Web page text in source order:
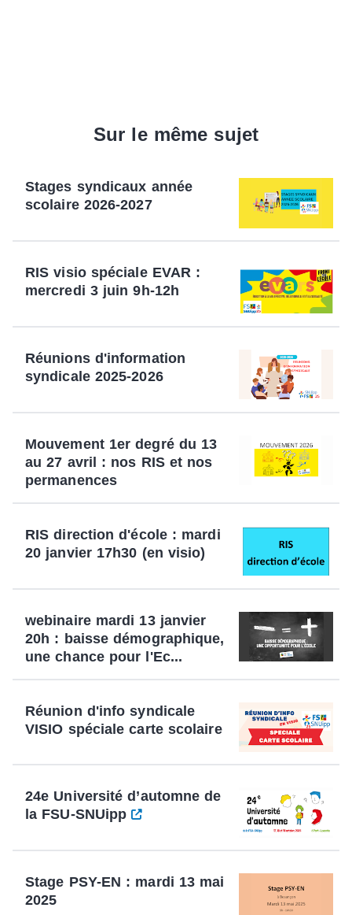
Sur le même sujet
Stages syndicaux année
scolaire 2026-2027
RIS visio spéciale EVAR :
mercredi 3 juin 9h-12h
Réunions d'information
syndicale 2025-2026
Mouvement 1er degré du 13
au 27 avril : nos RIS et nos
permanences
RIS direction d'école : mardi
20 janvier 17h30 (en visio)
webinaire mardi 13 janvier
20h : baisse démographique,
une chance pour l'Ec...
Réunion d'info syndicale
VISIO spéciale carte scolaire
24e Université d’automne de
la FSU-SNUipp
Stage PSY-EN : mardi 13 mai
2025